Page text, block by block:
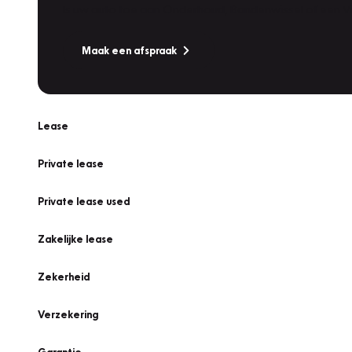
Maak een afspraak
Lease
Private lease
Private lease used
Zakelijke lease
Zekerheid
Verzekering